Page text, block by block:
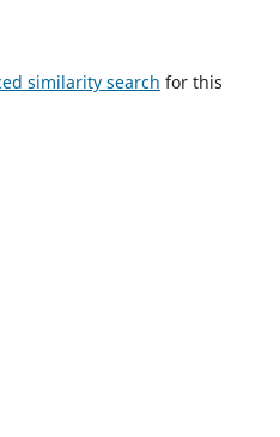
similarity search for this